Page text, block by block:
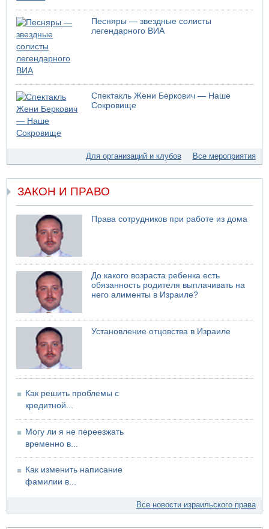
На севере Израиля на берег выбросило тело
05.08.2026 13:32
В России горят новые склады
05.08.2026 10:19
Хуситы сообщают об атаке по Саудовскому танкеру
05.08.2026 10:16
Левые активисты пытались ворваться в офис
"Религиозного сионизма"
05.08.2026 06:42
В Дубае поднимается дым над портом
Еще один меморандум для Ирана
04.08.2026 20:31
Минздрав и Министерство экологии сообщили о
необычно высоком уровне загрязнения воды в девяти
04.08.2026 19:20
Шоссе 6 и участок шоссе 1 в восточном направлении в
районе Бейт-Шемеша вновь открыты для движения
04.08.2026 18:17
75-летний мужчина получил тяжелые ножевые ранения
в результате нападения на улице Левински в Тель-
Авиве
Песняры — звездные солисты
легендарного ВИА
Спектакль Жени Беркович — Наше
Сокровище
Для организаций и клубов Все мероприятия
ЗАКОН И ПРАВО
Права сотрудников при работе из дома
До какого возраста ребенка есть
обязанность родителя выплачивать на
него алименты в Израиле?
Установление отцовства в Израиле
Как решить проблемы с
кредитной...
Могу ли я не переезжать
временно в...
Как изменить написание
фамилии в...
Все новости израильского права